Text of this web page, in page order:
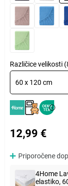
Različice velikosti
60 x 120 cm
12,99 €
Priporočene
4Home
elastiko,